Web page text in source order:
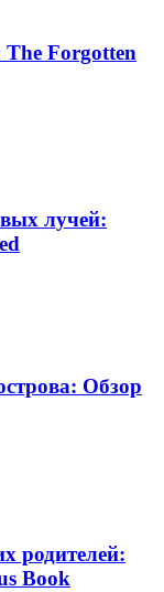
Forgotten
лучей:
Обзор
родителей:
Book